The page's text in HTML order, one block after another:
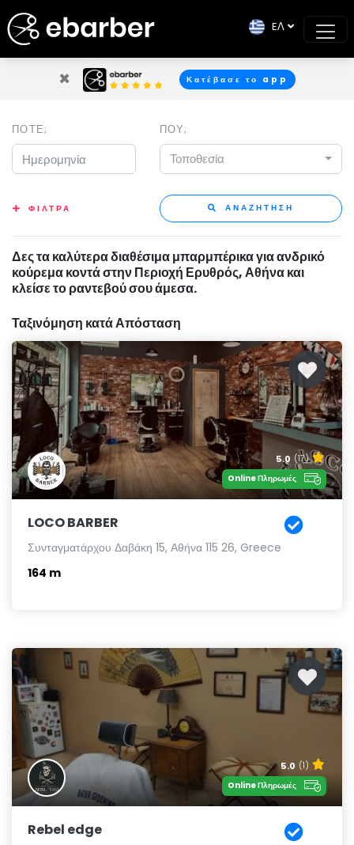
× Κατέβασε το app
EΛ
ΠΟΤΕ; ΠΟΥ;
Τοποθεσία
ΦΙΛΤΡΑ ΑΝΑΖΗΤΗΣΗ
Δες τα καλύτερα διαθέσιμα μπαρμπέρικα για ανδρικό
κούρεμα κοντά στην Περιοχή Ερυθρός, Αθήνα και
κλείσε το ραντεβού σου άμεσα.
Ταξινόμηση κατά Απόσταση
5.0 (17)
Online Πληρωμές
LOCO BARBER
Συνταγματάρχου Δαβάκη 15, Αθήνα 115 26, Greece
164 m
5.0 (1)
Online Πληρωμές
Rebel edge